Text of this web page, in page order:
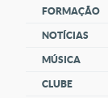
FORMAÇÃO
NOTÍCIAS
MÚSICA
CLUBE